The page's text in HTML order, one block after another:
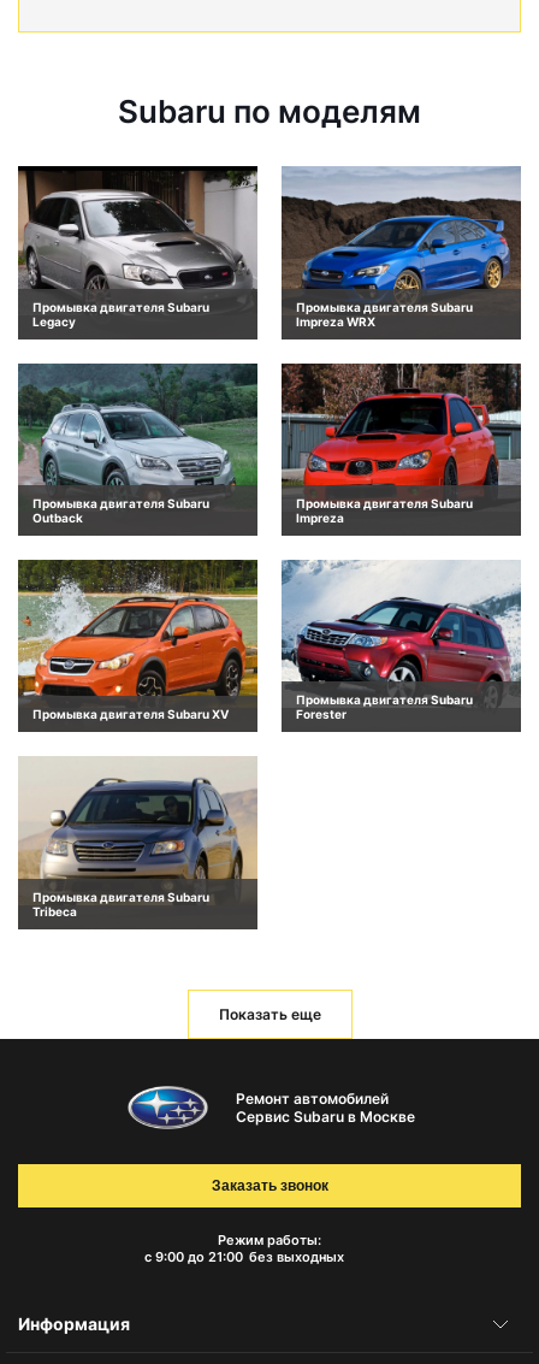
Subaru по моделям
Промывка двигателя Subaru
Legacy
Промывка двигателя Subaru
Impreza WRX
Промывка двигателя Subaru
Outback
Промывка двигателя Subaru
Impreza
Промывка двигателя Subaru XV
Промывка двигателя Subaru
Forester
Промывка двигателя Subaru
Tribeca
Показать еще
Ремонт автомобилей
Сервис Subaru в Москве
Режим работы:
с 9:00 до 21:00 без выходных
Заказать звонок
Информация